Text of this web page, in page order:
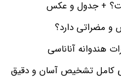
+ جدول و عکس
و مضراتی دارد؟
هندوانه آناناسی
کامل تشخیص آسان و دقیق